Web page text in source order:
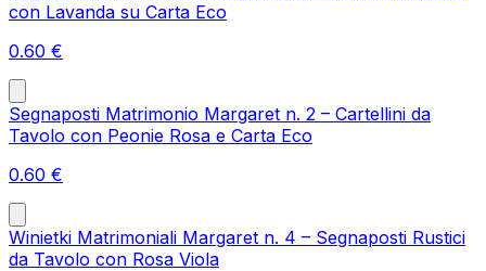
con Lavanda su Carta Eco
0.60 €
Segnaposti Matrimonio Margaret n. 2 – Cartellini da
Tavolo con Peonie Rosa e Carta Eco
0.60 €
Winietki Matrimoniali Margaret n. 4 – Segnaposti Rustici
da Tavolo con Rosa Viola